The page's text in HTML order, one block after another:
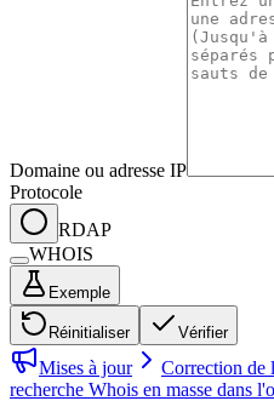
Domaine ou adresse IP
Protocole
RDAP
WHOIS
Exemple
Réinitialiser Vérifier
Mises à jour
Correction de
recherche Whois en masse dans